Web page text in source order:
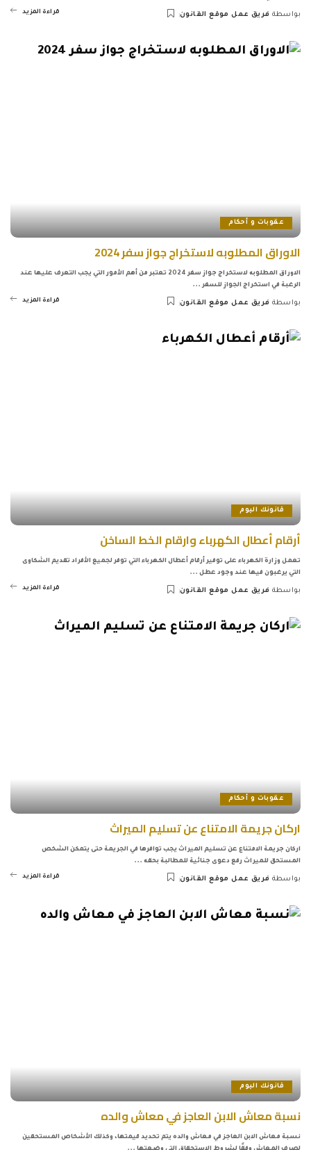
بواسطة فريق عمل موقع القانون قراءة المزيد
عقوبات و أحكام
الاوراق المطلوبه لاستخراج جواز سفر 2024
الاوراق المطلوبه لاستخراج جواز سفر 2024 تعتبر من أهم الأمور التي يجب التعرف عليها عند
الرغبة في استخراج الجواز للسفر ...
Posted
بواسطة فريق عمل موقع القانون قراءة المزيد
قانونك اليوم
أرقام أعطال الكهرباء وارقام الخط الساخن
تعمل وزارة الكهرباء على توفير أرقام أعطال الكهرباء التي توفر لجميع الأفراد تقديم الشكاوى
التي يرغبون فيها عند وجود عطل ...
بواسطة فريق عمل موقع القانون قراءة المزيد
عقوبات و أحكام
اركان جريمة الامتناع عن تسليم الميراث
اركان جريمة الامتناع عن تسليم الميراث يجب توافرها في الجريمة حتى يتمكن الشخص
المستحق للميراث رفع دعوى جنائية للمطالبة بحقه ...
Posted
بواسطة فريق عمل موقع القانون قراءة المزيد
قانونك اليوم
نسبة معاش الابن العاجز في معاش والده
نسبة معاش الابن العاجز في معاش والده يتم تحديد قيمتها، وكذلك الأشخاص المستحقين